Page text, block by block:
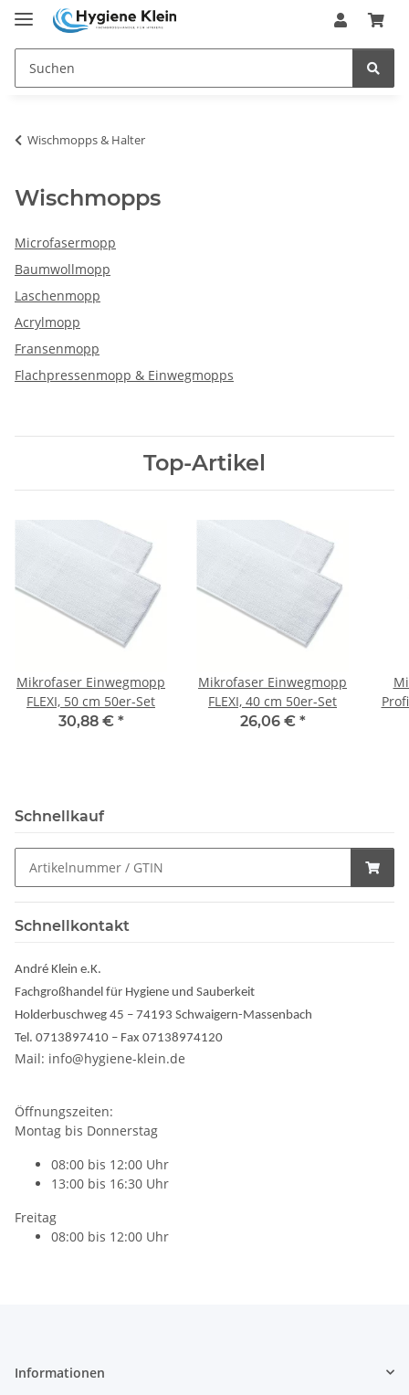
Wischmopps & Halter
Wischmopps
Microfasermopp
Baumwollmopp
Laschenmopp
Acrylmopp
Fransenmopp
Flachpressenmopp & Einwegmopps
Top-Artikel
Mikrofaser Einwegmopp
FLEXI, 50 cm 50er-Set
30,88 € *
Mikrofaser Einwegmopp
FLEXI, 40 cm 50er-Set
26,06 € *
Schnellkauf
Schnellkontakt
André Klein e.K.
Fachgroßhandel für Hygiene und Sauberkeit
Holderbuschweg 45 – 74193 Schwaigern-Massenbach
Tel. 0713897410 – Fax 07138974120
Mail: info@hygiene-klein.de
Öffnungszeiten:
Montag bis Donnerstag
08:00 bis 12:00 Uhr
13:00 bis 16:30 Uhr
Freitag
08:00 bis 12:00 Uhr
Informationen